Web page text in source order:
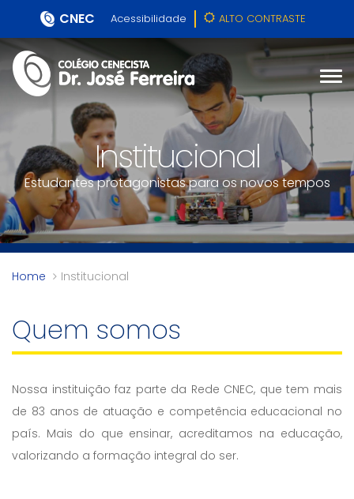
CNEC Acessibilidade ALTO CONTRASTE
Institucional
Estudantes protagonistas para os novos tempos
Home Institucional
Quem somos
Nossa instituição faz parte da Rede CNEC, que tem mais
de 83 anos de atuação e competência educacional no
país. Mais do que ensinar, acreditamos na educação,
valorizando a formação integral do ser.